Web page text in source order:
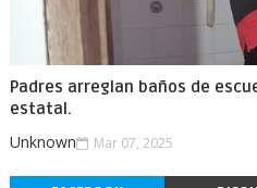
Padres arreglan baños de
estatal.
Unknown Mar 07, 2025